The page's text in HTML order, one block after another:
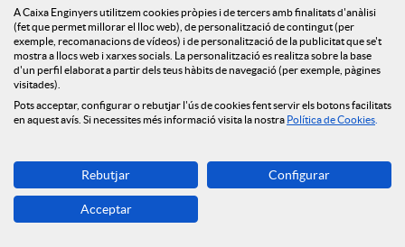
Per a l'exercici en curs, el Grup Caixa Enginyers preveu un
context macroeconòmic caracteritzat per l'elevada incertesa
geopolítica, que pot provocar fluctuacions als mercats, i
noves retallades de tipus d'interès dels principals bancs
centrals. A nivell sectorial, cal esperar una elevada pressió
relacionada amb les condicions de crèdit i les hipoteques, així
tot cas condicionades als esdeveniments geopolítics.
En aquest context, el Grup Caixa Enginyers assumeix el repte
de créixer en volum de negoci al voltant del 10%, continuar
A Caixa Enginyers utilitzem cookies pròpies i de tercers amb finalitats d'anàlisi
(fet que permet millorar el lloc web), de personalització de contingut (per
exemple, recomanacions de vídeos) i de personalització de la publicitat que se't
mostra a llocs web i xarxes socials. La personalització es realitza sobre la base
d'un perfil elaborat a partir dels teus hàbits de navegació (per exemple, pàgines
visitades).
Pots acceptar, configurar o rebutjar l'ús de cookies fent servir els botons facilitats
en aquest avís. Si necessites més informació visita la nostra Política de Cookies
Rebutjar Configurar
Acceptar